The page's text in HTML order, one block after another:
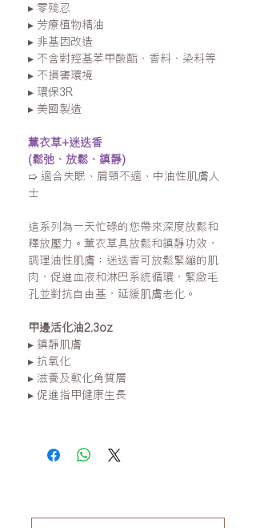
▸ 零殘忍
▸ 芳療植物精油
▸ 非基因改造
▸ 不含對羥基苯甲酸酯、香料、染料等
▸ 不損害環境
▸ 環保3R
▸ 美國製造
薰衣草+迷迭香
(鬆弛、放鬆、鎮靜)
➯ 適合失眠、肩頸不適、中油性肌膚人
士
這系列為一天忙碌的您帶來深度放鬆和
釋放壓力。 薰衣草具放鬆和鎮靜功效，
調理油性肌膚；迷迭香可放鬆緊繃的肌
肉，促進 血液和淋巴系統循環，緊緻毛
孔並對抗自由基，延緩肌膚老化。
甲邊活化油2.3oz
▸ 鎮靜肌 膚
▸ 抗氧化
▸ 滋養及軟化角質層
▸ 促進指甲健康生長